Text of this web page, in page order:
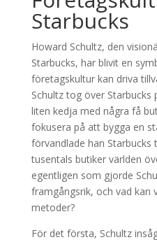
Starbucks
Howard Schultz, den
Starbucks, har blivit en
företagskultur kan driva
Schultz tog över Starbucks
liten kedja med några få
fokusera på att bygga en
förvandlade han
tusentals butiker världen
egentligen som gjorde
framgångsrik, och vad kan
metoder?
För det första, Schultz